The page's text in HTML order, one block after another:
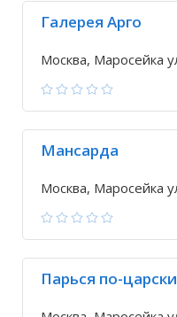
Галерея Арго
Москва, Маросейка
Мансарда
Москва, Маросейка
Парься по-царски